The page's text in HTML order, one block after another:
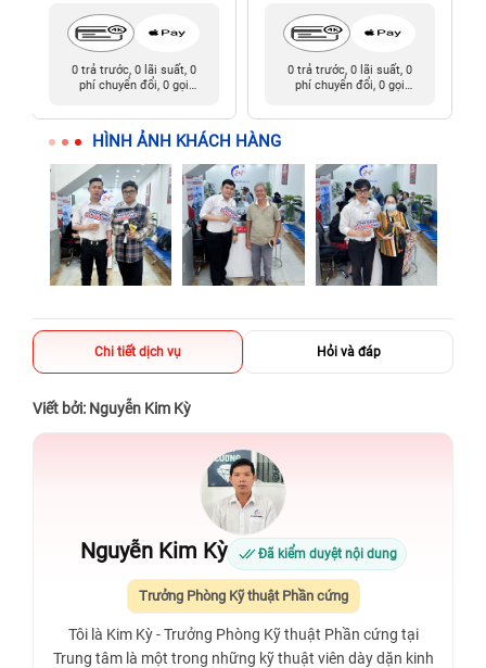
0 trả trước, 0 lãi suất, 0
phí chuyển đổi, 0 gọi
0 trả trước, 0 lãi suất, 0
phí chuyển đổi, 0 gọi
HÌNH ẢNH KHÁCH HÀNG
Chi tiết dịch vụ Hỏi và đáp
Viết bởi: Nguyễn Kim Kỳ
Nguyễn Kim Kỳ Đã kiểm duyệt nội dung
Trưởng Phòng Kỹ thuật Phần cứng
Tôi là Kim Kỳ - Trưởng Phòng Kỹ thuật Phần cứng tại
Trung tâm là một trong những kỹ thuật viên dày dặn kinh